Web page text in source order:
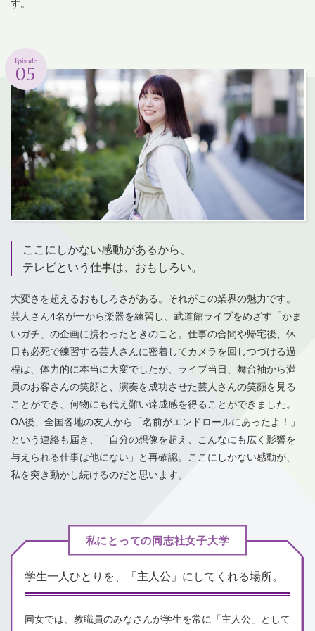
す。
ここにしかない感動があるから、
テレビという仕事は、おもしろい。
大変さを超えるおもしろさがある。それがこの業界の魅力です。
芸人さん4名が一から楽器を練習し、武道館ライブをめざす「かま
いガチ」の企画に携わったときのこと。仕事の合間や帰宅後、休
日も必死で練習する芸人さんに密着してカメラを回しつづける過
程は、体力的に本当に大変でしたが、ライブ当日、舞台袖から満
員のお客さんの笑顔と、演奏を成功させた芸人さんの笑顔を見る
ことができ、何物にも代え難い達成感を得ることができました。
OA後、全国各地の友人から「名前がエンドロールにあったよ！」
という連絡も届き、「自分の想像を超え、こんなにも広く影響を
与えられる仕事は他にない」と再確認。ここにしかない感動が、
私を突き動かし続けるのだと思います。
私にとっての同志社女子大学
学生一人ひとりを、 「主人公」にしてくれる場所。
同女では、教職員のみなさんが学生を常に「主人公」として